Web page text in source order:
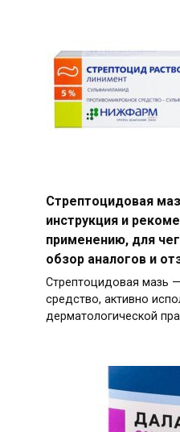
Стрептоцидовая
инструкция и
применению, для
обзор аналогов и
Стрептоцидовая мазь
средство, активно
дерматологической